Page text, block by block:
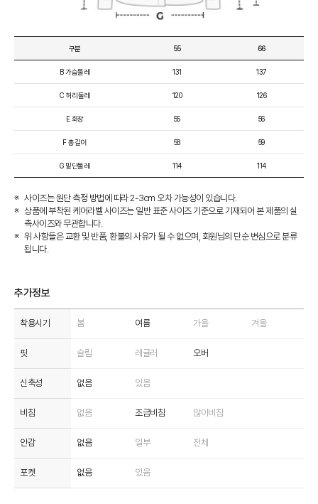
구분
B 가슴둘레
C 허리둘레
E 화장
F 총길이
G 밑단둘레
55
131
120
55
58
114
66
137
126
56
59
114
사이즈는 원단 측정 방법에 따라 2-3cm 오차 가능성이 있습니다.
상품에 부착된 케어라벨 사이즈는 일반 표준 사이즈 기준으로 기재되어 본 제품의 실
측사이즈와 무관합니다.
위 사항들은 교환 및 반품, 환불의 사유가 될 수 없으며, 회원님의 단순 변심으로 분류
됩니다.
추가정보
착용시기 봄 여름 가을 겨울
핏 슬림 레귤러 오버
신축성 없음 있음
비침 없음 조금비침 많이비침
안감 없음 일부 전체
포켓 없음 있음